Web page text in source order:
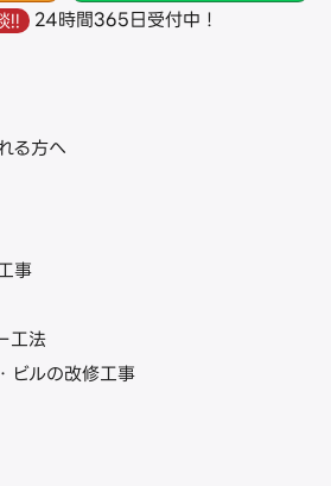
!! 24時間365日受付中！
る方へ
事
工法
ビルの改修工事